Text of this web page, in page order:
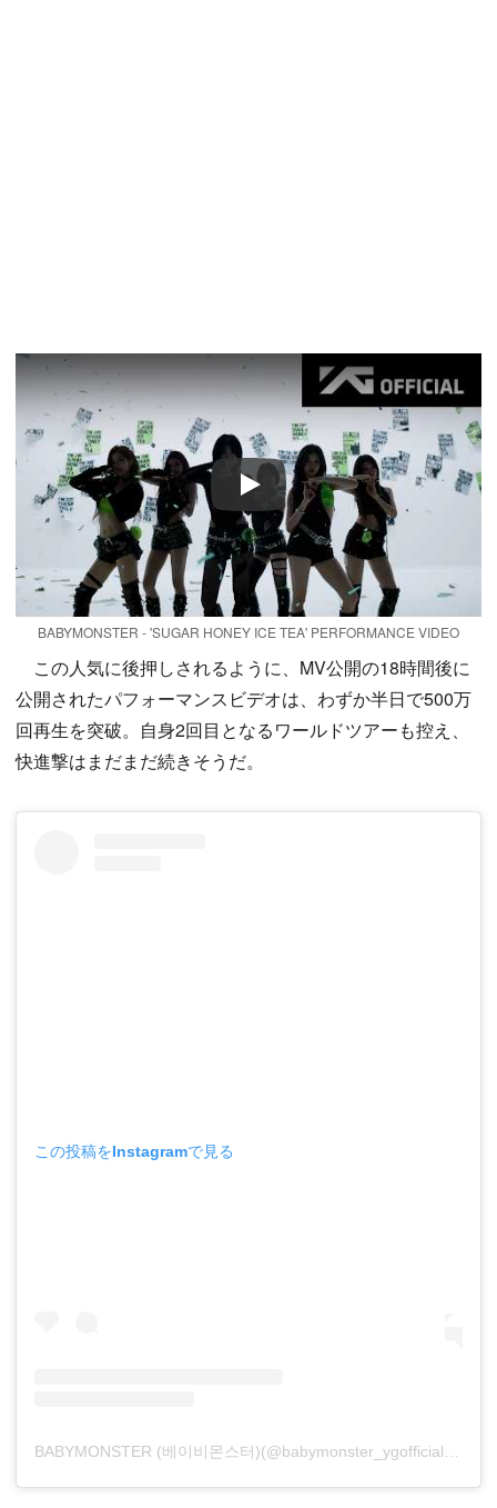
Play
BABYMONSTER - 'SUGAR HONEY ICE TEA' PERFORMANCE VIDEO
この人気に後押しされるように、MV公開の18時間後に
公開されたパフォーマンスビデオは、わずか半日で500万
回再生を突破。自身2回目となるワールドツアーも控え、
快進撃はまだまだ続きそうだ。
この投稿をInstagramで見る